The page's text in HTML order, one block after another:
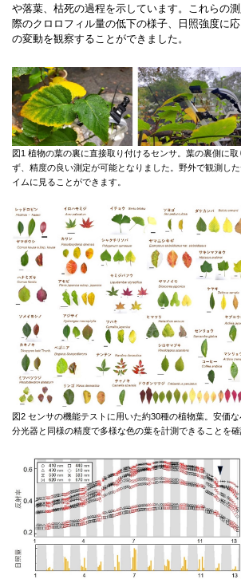
や落葉、枯死の過程を示しています。これらの
際のクロロフィル量の低下の様子、日照強度に
の変動を観察することができました。
図1 植物の葉の裏に直接取り付けるセンサ。葉の裏側に
ず、精度の良い測定が可能となりました。野外で観測し
イムに見ることができます。
図2 センサの機能テストに用いた約30種の植物葉。安価
分光器と同様の精度で多様な色の葉を計測できることを確